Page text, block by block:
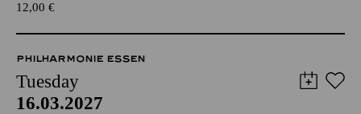
12,00 €
PHILHARMONIE ESSEN
Tuesday
16.03.2027